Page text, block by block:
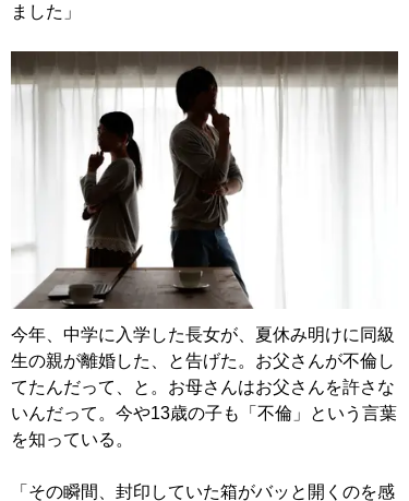
ました」
今年、中学に入学した長女が、夏休み明けに同級
生の親が離婚した、と告げた。お父さんが不倫し
てたんだって、と。お母さんはお父さんを許さな
いんだって。今や13歳の子も「不倫」という言葉
を知っている。
「その瞬間、封印していた箱がバッと開くのを感